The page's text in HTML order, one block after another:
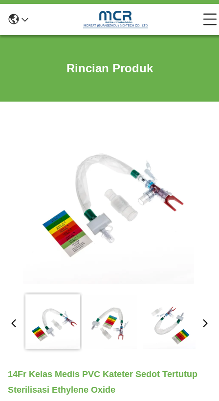
Rincian Produk
14Fr Kelas Medis PVC Kateter Sedot Tertutup
Sterilisasi Ethylene Oxide